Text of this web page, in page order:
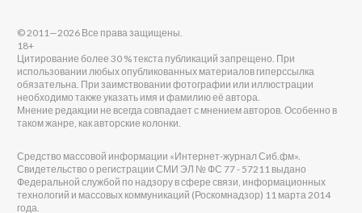
© 2011—2026 Все права защищены.
18+
Цитирование более 30 % текста публикаций запрещено. При
использовании любых опубликованных материалов гиперссылка
обязательна. При заимствовании фотографии или иллюстрации
необходимо также указать имя и фамилию её автора.
Мнение редакции не всегда совпадает с мнением авторов. Особенно в
таком жанре, как авторские колонки.
Средство массовой информации «Интернет-журнал Сиб.фм».
Свидетельство о регистрации СМИ ЭЛ № ФС 77 - 57211 выдано
Федеральной службой по надзору в сфере связи, информационных
технологий и массовых коммуникаций (Роскомнадзор) 11 марта 2014
года.